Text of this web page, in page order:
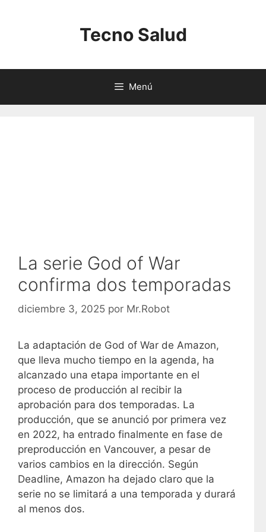
Tecno Salud
Menú
La serie God of War
confirma dos temporadas
diciembre 3, 2025 por Mr.Robot
La adaptación de God of War de Amazon,
que lleva mucho tiempo en la agenda, ha
alcanzado una etapa importante en el
proceso de producción al recibir la
aprobación para dos temporadas. La
producción, que se anunció por primera vez
en 2022, ha entrado finalmente en fase de
preproducción en Vancouver, a pesar de
varios cambios en la dirección. Según
Deadline, Amazon ha dejado claro que la
serie no se limitará a una temporada y durará
al menos dos.